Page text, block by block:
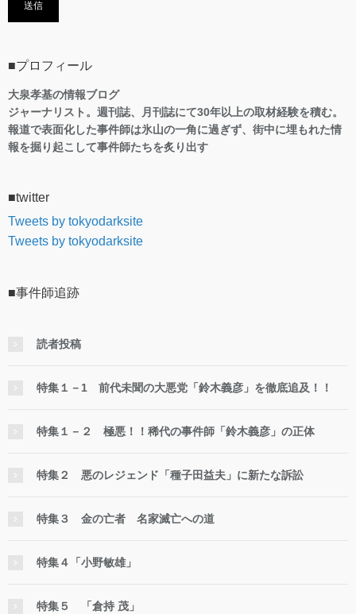
■プロフィール
大泉孝基の情報ブログ
ジャーナリスト。週刊誌、月刊誌にて30年以上の取材経験を積む。
報道で表面化した事件師は氷山の一角に過ぎず、街中に埋もれた情
報を掘り起こして事件師たちを炙り出す
■twitter
Tweets by tokyodarksite
Tweets by tokyodarksite
■事件師追跡
読者投稿
特集１－1 前代未聞の大悪党「鈴木義彦」を徹底追及！！
特集１－２ 極悪！！稀代の事件師「鈴木義彦」の正体
特集２ 悪のレジェンド「種子田益夫」に新たな訴訟
特集３ 金の亡者 名家滅亡への道
特集４「小野敏雄」
特集５ 「倉持 茂」